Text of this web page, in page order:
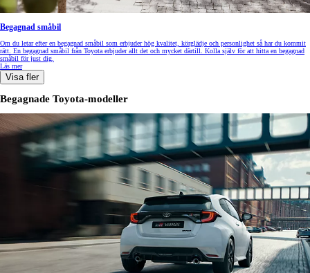
Begagnad småbil
Om du letar efter en begagnad småbil som erbjuder hög kvalitet, körglädje och personlighet så har du kommit
rätt. En begagnad småbil från Toyota erbjuder allt det och mycket därtill. Kolla själv för att hitta en begagnad
småbil för just dig.
Läs mer
Visa fler
Begagnade Toyota-modeller